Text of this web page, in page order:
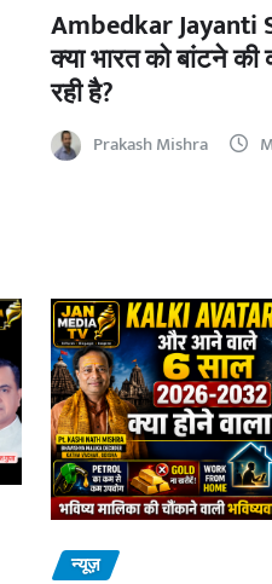
Ambedkar Jayanti
क्या भारत को बांटने की
रही है?
Prakash Mishra
न्यूज़